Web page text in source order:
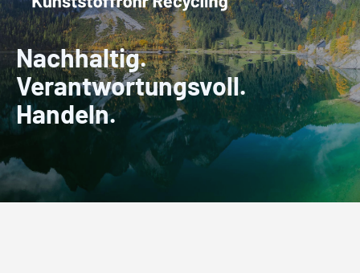
Nachhaltig.
Verantwortungsvoll.
Handeln.